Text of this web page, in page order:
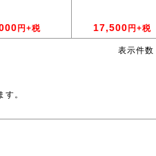
円+税 17,500 円+税
表示件数
。